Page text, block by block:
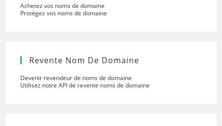
Achetez vos noms de domaine
Protégez vos noms de domaine
Revente Nom De Domaine
Devenir revendeur de noms de domaine
Utilisez notre API de revente noms de domaine